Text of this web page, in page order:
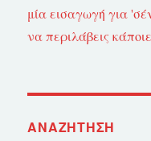
μία εισαγωγή για
να περιλάβεις
ΑΝΑΖΉΤΗΣΗ